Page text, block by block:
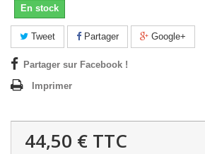
En stock
Tweet Partager Google+
Partager sur Facebook !
Imprimer
44,50 € TTC